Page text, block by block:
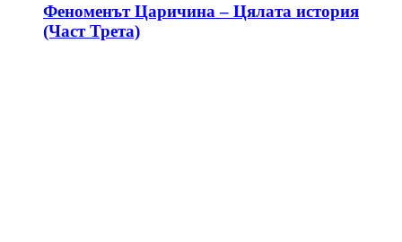
Феноменът Царичина – Цялата история
(Част Трета)